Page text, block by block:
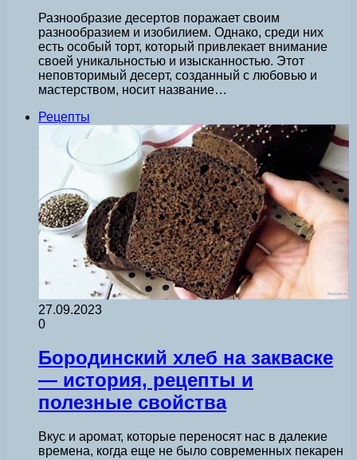
Разнообразие десертов поражает своим
разнообразием и изобилием. Однако, среди них
есть особый торт, который привлекает внимание
своей уникальностью и изысканностью. Этот
неповторимый десерт, созданный с любовью и
мастерством, носит название…
Рецепты
27.09.2023
0
Бородинский хлеб на закваске
— история, рецепты и
полезные свойства
Вкус и аромат, которые переносят нас в далекие
времена, когда еще не было современных пекарен